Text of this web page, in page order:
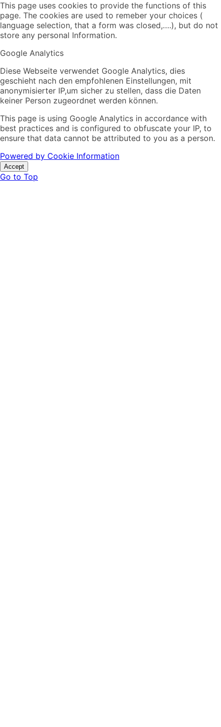
This page uses cookies to provide the functions of this
page. The cookies are used to remeber your choices (
language selection, that a form was closed,….), but do not
store any personal Information.
Google Analytics
Diese Webseite verwendet Google Analytics, dies
geschieht nach den empfohlenen Einstellungen, mit
anonymisierter IP,um sicher zu stellen, dass die Daten
keiner Person zugeordnet werden können.
This page is using Google Analytics in accordance with
best practices and is configured to obfuscate your IP, to
ensure that data cannot be attributed to you as a person.
Powered by Cookie Information
Accept
Go to Top